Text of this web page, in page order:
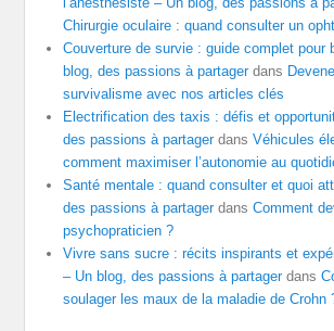
Chirurgie oculaire : quand consulter un
Couverture de survie : guide complet pour
blog, des passions à partagerdans
survivalisme avec nos articles clés
Electrification des taxis : défis et
des passions à partagerdansVéhicules
comment maximiser l’autonomie au
Santé mentale : quand consulter et quoi
des passions à partagerdansComment
psychopraticien ?
Vivre sans sucre : récits inspirants et
– Un blog, des passions à partagerdans
soulager les maux de la maladie de Crohn